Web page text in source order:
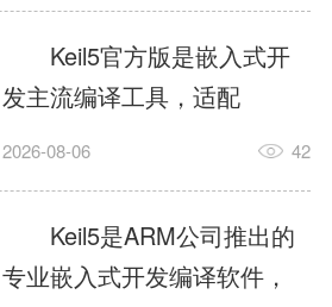
AgentSkill，就是给AI大脑装
上的一双机械手，它真的能
解决很多问题。1什么是
AgentSkillSkill指...
力，代码编译稳定，调试工
具成熟，大量开源项目基于
该平台开发。新项目需要单
独下载对应芯片支持包，新
手配置难度较高，正版商业
授权费用不菲，未授权版本
存在程序容量限制，适合硬
Keil5官方版是嵌入式开
发主流编译工具，适配
STM32、51单片机等多款芯
在线调试、代码仿真，兼容
众多厂商芯片安装包。软件
需要手动添加器件库，初次
2026-08-06 42
Keil5是ARM公司推出的
专业嵌入式开发编译软件，